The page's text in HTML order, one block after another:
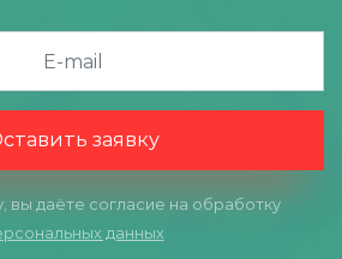
заявку
вы даёте согласие на обработку
данных